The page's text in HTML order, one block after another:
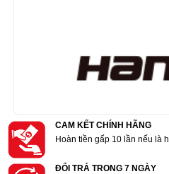
CAM KẾT CHÍNH HÃNG
Hoàn tiền gấp 10 lần nếu là
ĐỔI TRẢ TRONG 7 NGÀY